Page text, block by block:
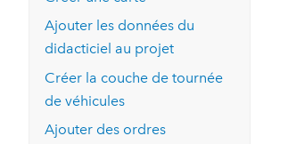
essai gratuit.
Découvrir ArcGIS Pro
Explorer ce cours
Lire le récitAjouter les données du
didacticiel au projet
Créer la couche de tournée
de véhicules
Ajouter des ordres